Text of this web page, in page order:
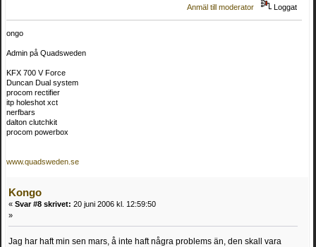
Anmäl till moderator Loggat
ongo
Admin på Quadsweden
KFX 700 V Force
Duncan Dual system
procom rectifier
itp holeshot xct
nerfbars
dalton clutchkit
procom powerbox
www.quadsweden.se
Kongo
« Svar #8 skrivet: 20 juni 2006 kl. 12:59:50
»
Jag har haft min sen mars, å inte haft några problems än, den skall vara